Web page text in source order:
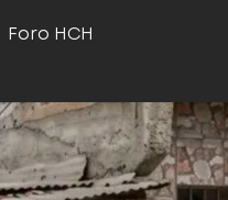
Foro HCH